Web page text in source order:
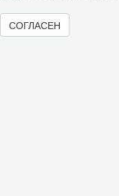
статьи «Регионам
№88, 2018 г.
СОГЛАСЕН